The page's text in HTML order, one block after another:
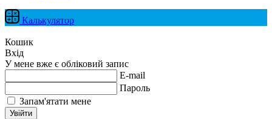
Калькулятор
Кошик
Вхід
У мене вже є обліковий запис
E-mail
Пароль
Запам'ятати мене
Увійти